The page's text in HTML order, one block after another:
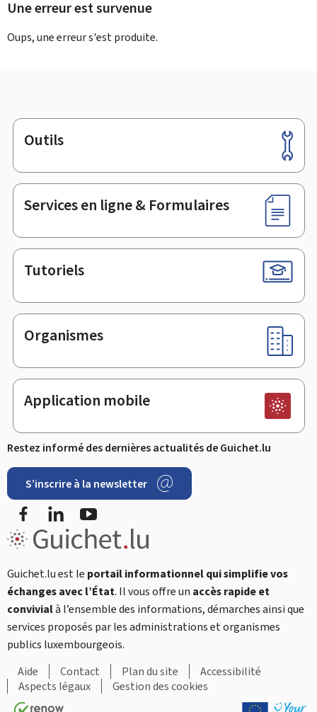
Une erreur est survenue
Oups, une erreur s'est produite.
Pied
de
page
Outils
Services en ligne & Formulaires
Tutoriels
Organismes
Application mobile
Restez informé des dernières actualités de Guichet.lu
S’inscrire à la newsletter
FacebookLinkedIn
Guichet.lu est le portail informationnel qui simplifie vos
échanges avec l’État. Il vous offre un accès rapide et
convivialà l’ensemble des informations, démarches ainsi que
services proposés par les administrations et organismes
publics luxembourgeois.
Aide
Contact Plan du site
Accessibilité
Aspects légaux
Gestion des cookies